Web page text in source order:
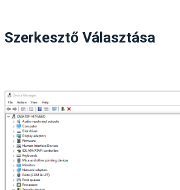
Szerkesztő Választása